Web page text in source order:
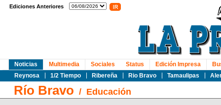
Ediciones Anteriores
Noticias
Reynosa
1/2 Tiempo Ribereña Rio Bravo Tamaulipas
Multimedia Sociales Status Edición Impresa
Río Bravo / Educación